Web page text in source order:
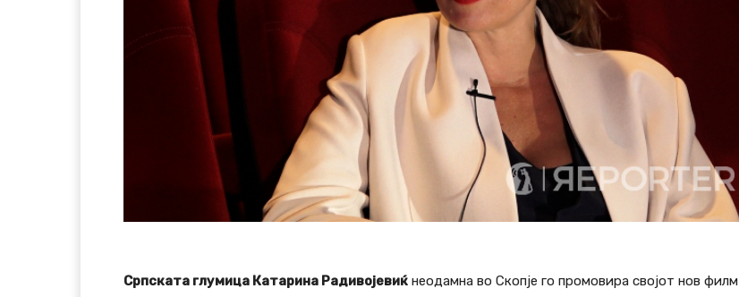
Српската глумица Катарина Радивојевиќ неодамна во Скопје го промовира својот нов филм